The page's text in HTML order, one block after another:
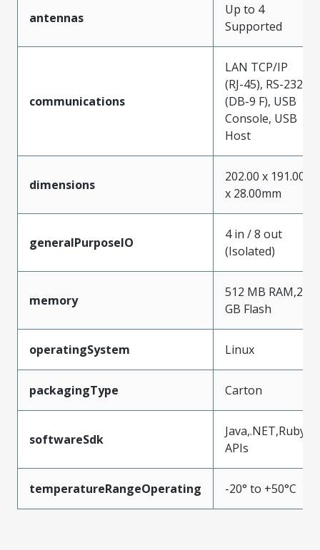
antennas
Up to 4
Supported
communications
LAN TCP/IP
(RJ-45), RS-232
(DB-9 F), USB
Console, USB
Host
dimensions
202.00 x 191.00
x 28.00mm
generalPurposeIO
4 in / 8 out
(Isolated)
memory
512 MB RAM,2
GB Flash
operatingSystem Linux
packagingType Carton
softwareSdk
Java,.NET,Ruby
APIs
temperatureRangeOperating -20° to +50°C